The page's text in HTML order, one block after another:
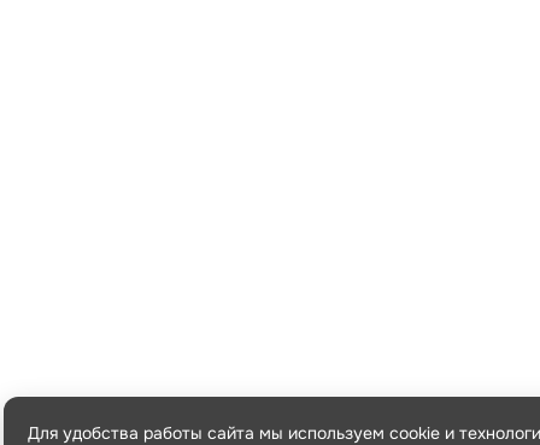
Для удобства работы сайта мы используем cookie и